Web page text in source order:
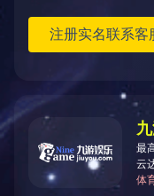
再者，操作简便。现代
统，操作人员只需在
水槽就能自动运行，实
在实际应用中，低温
它常用于化学实验、生
验中，某些反应需要在
为反应提供稳定的低
在生物实验中，可用于